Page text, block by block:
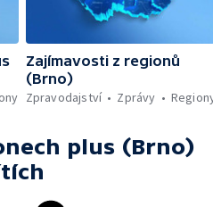
Zajímavosti z regionů
(Brno)
Zpravodajství
Zprávy
plus (Brno)